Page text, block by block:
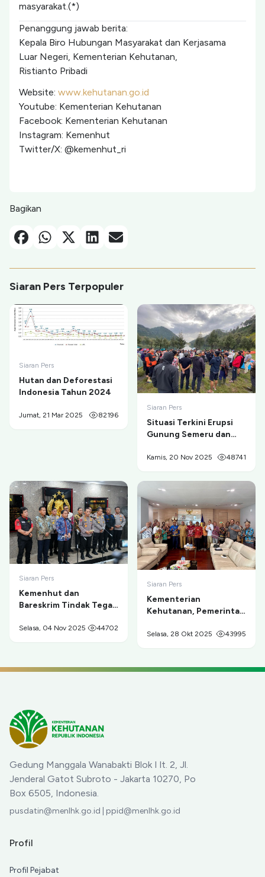
masyarakat.(*)
Penanggung jawab berita:
Kepala Biro Hubungan Masyarakat dan Kerjasama
Luar Negeri, Kementerian Kehutanan,
Ristianto Pribadi
Website: www.kehutanan.go.id
Youtube: Kementerian Kehutanan
Facebook: Kementerian Kehutanan
Instagram: Kemenhut
Twitter/X: @kemenhut_ri
Bagikan
FacebookWhatsappX-TwitterLinkedin
Email
Siaran Pers Terpopuler
Siaran Pers
Hutan dan Deforestasi
Indonesia Tahun 2024
Jumat, 21 Mar 2025 82196
Siaran Pers
Situasi Terkini Erupsi
Gunung Semeru dan
Ranu Kumbolo
Kamis, 20 Nov 2025 48741
Siaran Pers
Kemenhut dan
Bareskrim Tindak Tegas
Taman Nasional Gunung
Selasa, 04 Nov 2025 44702
Siaran Pers
Kementerian
Kehutanan, Pemerintah
Masyarakat Adat
Pelestarian
Selasa, 28 Okt 2025 43995
Gedung Manggala Wanabakti Blok I lt. 2, Jl.
Jenderal Gatot Subroto - Jakarta 10270, Po
Box 6505, Indonesia.
pusdatin@menlhk.go.id | ppid@menlhk.go.id
Profil
Profil Pejabat